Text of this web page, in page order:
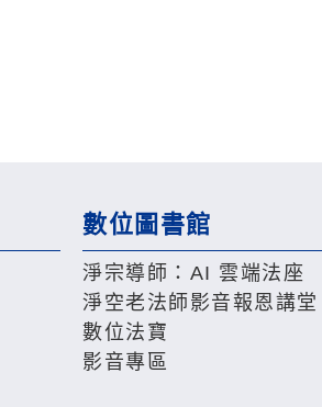
數位圖書館
淨宗導師：AI 雲端法座
淨空老法師影音報恩講堂
數位法寶
影音專區